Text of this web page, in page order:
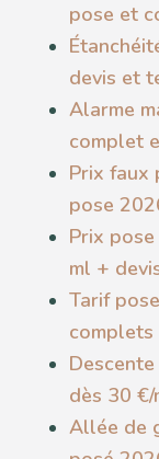
pose et
devis et
Alarme
complet
Prix faux
pose
Prix
ml +
Tarif
complets
dès 30 €/
Allée de